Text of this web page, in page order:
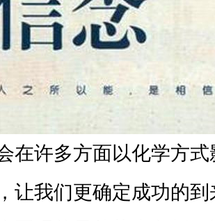
许多方面以化学方式
让我们更确定成功的